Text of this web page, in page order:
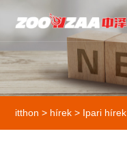
itthon > hírek > Ipari hírek